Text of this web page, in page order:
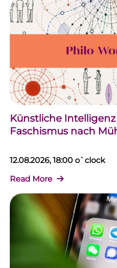
Künstliche
Faschismus nach
12.08.2026, 18:00 o`clock
Read More